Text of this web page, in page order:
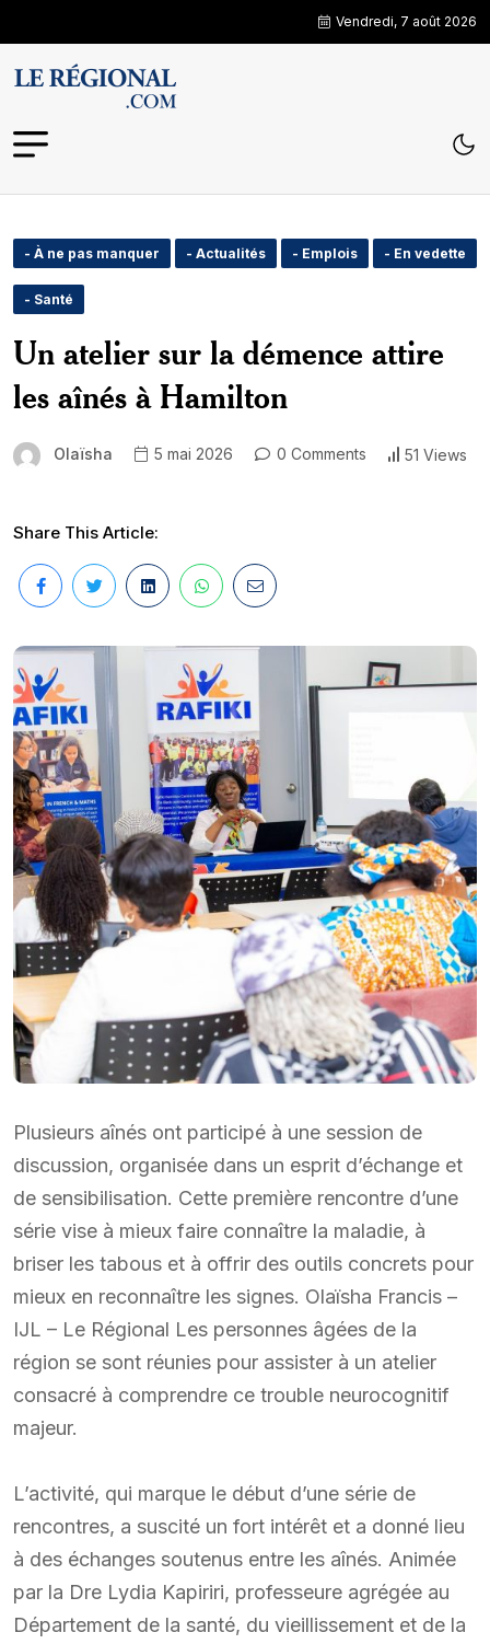
Vendredi, 7 août 2026
- À ne pas manquer - Actualités - Emplois - En vedette
- Santé
Un atelier sur la démence attire
les aînés à Hamilton
Olaïsha 5 mai 2026 0 Comments 51 Views
Share This Article:
Plusieurs aînés ont participé à une session de
discussion, organisée dans un esprit d’échange et
de sensibilisation. Cette première rencontre d’une
série vise à mieux faire connaître la maladie, à
briser les tabous et à offrir des outils concrets pour
mieux en reconnaître les signes. Olaïsha Francis –
IJL – Le Régional Les personnes âgées de la
région se sont réunies pour assister à un atelier
consacré à comprendre ce trouble neurocognitif
majeur.
L’activité, qui marque le début d’une série de
rencontres, a suscité un fort intérêt et a donné lieu
à des échanges soutenus entre les aînés. Animée
par la Dre Lydia Kapiriri, professeure agrégée au
Département de la santé, du vieillissement et de la